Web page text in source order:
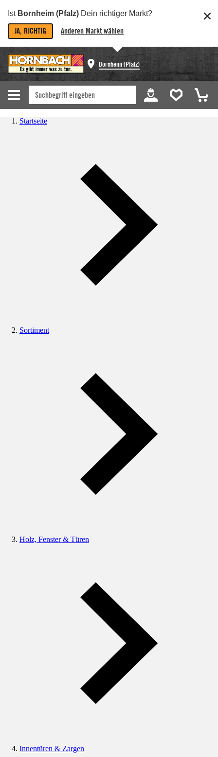
Ist Bornheim (Pfalz) Dein richtiger Markt?
JA, RICHTIG Anderen Markt wählen
Bornheim (Pfalz)
Startseite
Sortiment
Holz, Fenster & Türen
Innentüren & Zargen